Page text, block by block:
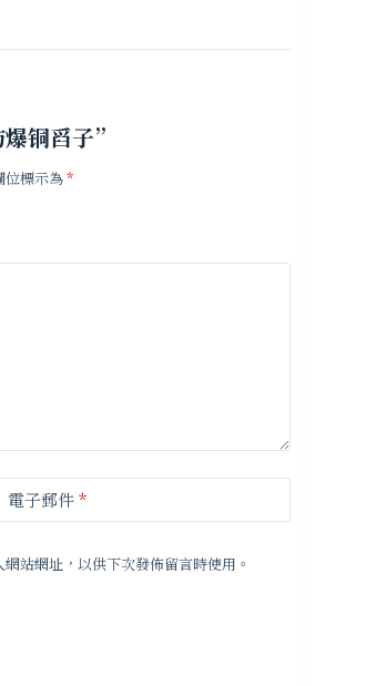
铜舀子”
位標示為*
電子郵件*
站網址，以供下次發佈留言時使用。